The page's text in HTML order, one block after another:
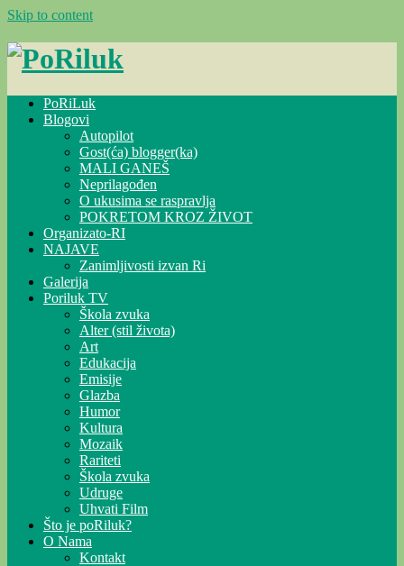
Skip to content
PoRiLuk
Blogovi
Autopilot
Gost(ća) blogger(ka)
MALI GANEŠ
Neprilagođen
O ukusima se raspravlja
POKRETOM KROZ ŽIVOT
Organizato-RI
NAJAVE
Zanimljivosti izvan Ri
Galerija
Poriluk TV
Škola zvuka
Alter (stil života)
Art
Edukacija
Emisije
Glazba
Humor
Kultura
Mozaik
Rariteti
Škola zvuka
Udruge
Uhvati Film
Što je poRiluk?
O Nama
Kontakt